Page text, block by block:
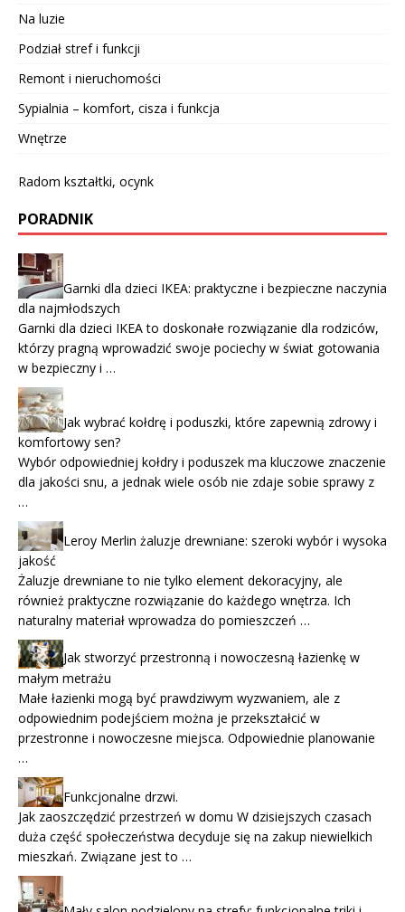
Na luzie
Podział stref i funkcji
Remont i nieruchomości
Sypialnia – komfort, cisza i funkcja
Wnętrze
Radom kształtki, ocynk
PORADNIK
Garnki dla dzieci IKEA: praktyczne i bezpieczne naczynia
dla najmłodszych
Garnki dla dzieci IKEA to doskonałe rozwiązanie dla rodziców,
którzy pragną wprowadzić swoje pociechy w świat gotowania
w bezpieczny i …
Jak wybrać kołdrę i poduszki, które zapewnią zdrowy i
komfortowy sen?
Wybór odpowiedniej kołdry i poduszek ma kluczowe znaczenie
dla jakości snu, a jednak wiele osób nie zdaje sobie sprawy z
…
Leroy Merlin żaluzje drewniane: szeroki wybór i wysoka
jakość
Żaluzje drewniane to nie tylko element dekoracyjny, ale
również praktyczne rozwiązanie do każdego wnętrza. Ich
naturalny materiał wprowadza do pomieszczeń …
Jak stworzyć przestronną i nowoczesną łazienkę w
małym metrażu
Małe łazienki mogą być prawdziwym wyzwaniem, ale z
odpowiednim podejściem można je przekształcić w
przestronne i nowoczesne miejsca. Odpowiednie planowanie
…
Funkcjonalne drzwi.
Jak zaoszczędzić przestrzeń w domu W dzisiejszych czasach
duża część społeczeństwa decyduje się na zakup niewielkich
mieszkań. Związane jest to …